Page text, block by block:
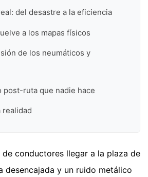
del desastre a la eficiencia
a los mapas físicos
de los neumáticos y
post-ruta que nadie hace
realidad
conductores llegar a la plaza de
desencajada y un ruido metálico